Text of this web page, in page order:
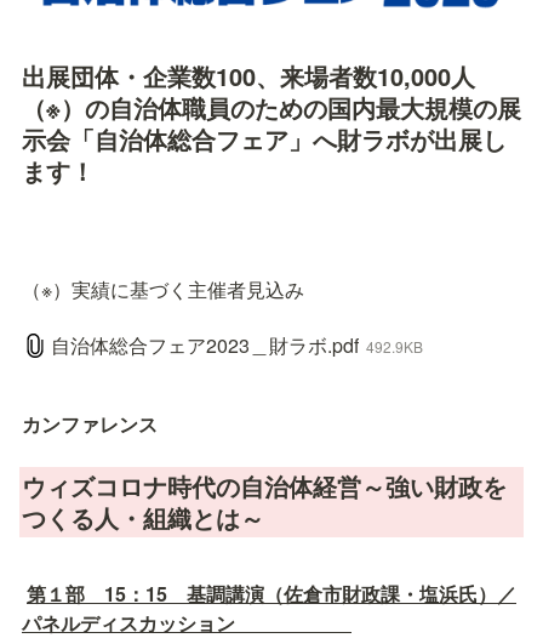
出展団体・企業数100、来場者数10,000人
（※）の自治体職員のための国内最大規模の展
示会「自治体総合フェア」へ財ラボが出展し
ます！
（※）実績に基づく主催者見込み
自治体総合フェア2023＿財ラボ.pdf 492.9KB
カンファレンス
ウィズコロナ時代の自治体経営～強い財政を
つくる人・組織とは～
第１部　15：15　基調講演（佐倉市財政課・塩浜氏）／
パネルディスカッション